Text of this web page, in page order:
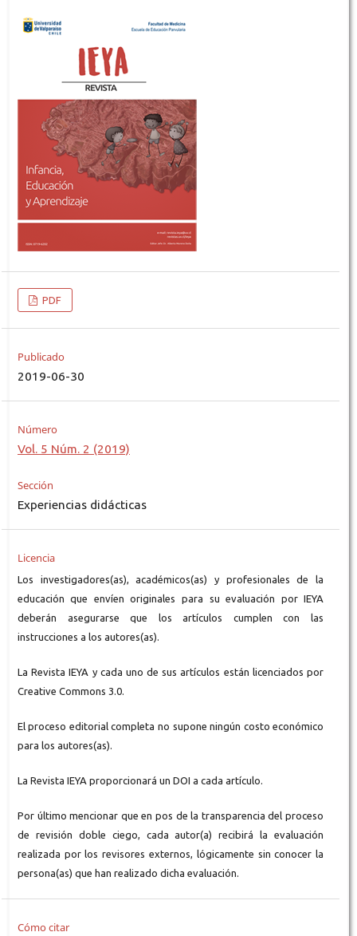
PDF
Publicado
2019-06-30
Número
Vol. 5 Núm. 2 (2019)
Sección
Experiencias didácticas
Licencia
Los investigadores(as), académicos(as) y profesionales de la
educación que envíen originales para su evaluación por IEYA
deberán asegurarse que los artículos cumplen con las
instrucciones a los autores(as).
La Revista IEYA y cada uno de sus artículos están licenciados por
Creative Commons 3.0.
El proceso editorial completa no supone ningún costo económico
para los autores(as).
La Revista IEYA proporcionará un DOI a cada artículo.
Por último mencionar que en pos de la transparencia del proceso
de revisión doble ciego, cada autor(a) recibirá la evaluación
realizada por los revisores externos, lógicamente sin conocer la
persona(as) que han realizado dicha evaluación.
Cómo citar